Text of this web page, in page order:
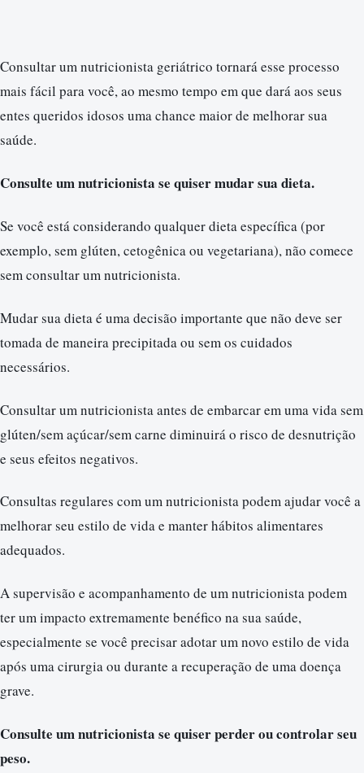
Consultar um nutricionista geriátrico tornará esse processo
mais fácil para você, ao mesmo tempo em que dará aos seus
entes queridos idosos uma chance maior de melhorar sua
saúde.
Consulte um nutricionista se quiser mudar sua dieta.
Se você está considerando qualquer dieta específica (por
exemplo, sem glúten, cetogênica ou vegetariana), não comece
sem consultar um nutricionista.
Mudar sua dieta é uma decisão importante que não deve ser
tomada de maneira precipitada ou sem os cuidados
necessários.
Consultar um nutricionista antes de embarcar em uma vida sem
glúten/sem açúcar/sem carne diminuirá o risco de desnutrição
e seus efeitos negativos.
Consultas regulares com um nutricionista podem ajudar você a
melhorar seu estilo de vida e manter hábitos alimentares
adequados.
A supervisão e acompanhamento de um nutricionista podem
ter um impacto extremamente benéfico na sua saúde,
especialmente se você precisar adotar um novo estilo de vida
após uma cirurgia ou durante a recuperação de uma doença
grave.
Consulte um nutricionista se quiser perder ou controlar seu
peso.